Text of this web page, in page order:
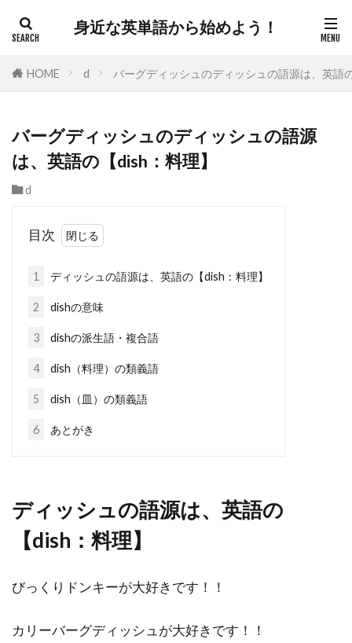
身近な英単語から始めよう！
HOME d バーグディッシュのディッシュの語源は、英語
バーグディッシュのディッシュの語源
は、英語の【dish：料理】
d
目次
1 ディッシュの語源は、英語の【dish：料理】
2 dishの意味
3 dishの派生語・複合語
4 dish（料理）の類義語
5 dish（皿）の類義語
6 あとがき
ディッシュの語源は、英語の
【dish：料理】
びっくりドンキーが大好きです！！
カリーバーグディッシュが大好きです！！